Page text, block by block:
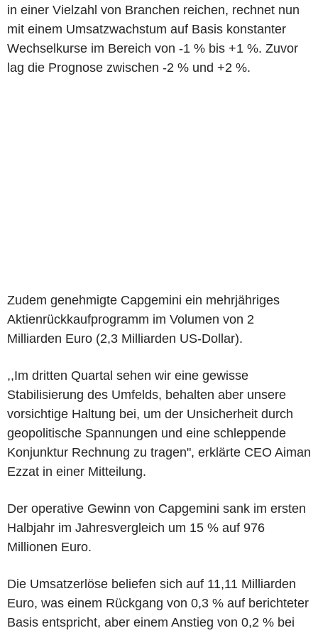
in einer Vielzahl von Branchen reichen, rechnet nun
mit einem Umsatzwachstum auf Basis konstanter
Wechselkurse im Bereich von -1 % bis +1 %. Zuvor
lag die Prognose zwischen -2 % und +2 %.
Zudem genehmigte Capgemini ein mehrjähriges
Aktienrückkaufprogramm im Volumen von 2
Milliarden Euro (2,3 Milliarden US-Dollar).
,,Im dritten Quartal sehen wir eine gewisse
Stabilisierung des Umfelds, behalten aber unsere
vorsichtige Haltung bei, um der Unsicherheit durch
geopolitische Spannungen und eine schleppende
Konjunktur Rechnung zu tragen", erklärte CEO Aiman
Ezzat in einer Mitteilung.
Der operative Gewinn von Capgemini sank im ersten
Halbjahr im Jahresvergleich um 15 % auf 976
Millionen Euro.
Die Umsatzerlöse beliefen sich auf 11,11 Milliarden
Euro, was einem Rückgang von 0,3 % auf berichteter
Basis entspricht, aber einem Anstieg von 0,2 % bei